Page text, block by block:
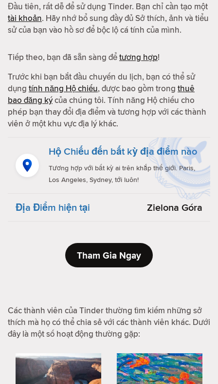
Đầu tiên, rất dễ để sử dụng Tinder. Bạn chỉ cần tạo một
tài khoản. Hãy nhớ bổ sung đầy đủ Sở thích, ảnh và tiểu
sử của bạn vào hồ sơ để bộc lộ cá tính của mình.
Tiếp theo, bạn đã sẵn sàng đểtương hợp!
Trước khi bạn bắt đầu chuyến du lịch, bạn có thể sử
dụng tính năng Hộ chiếu, được bao gồm trong thuê
bao đăng kýcủa chúng tôi. Tính năng Hộ chiếu cho
phép bạn thay đổi địa điểm và tương hợp với các thành
viên ở một khu vực địa lý khác.
Hộ Chiếu đến bất kỳ địa điểm nào
Tương hợp với bất kỳ ai trên khắp thế giới. Paris,
Los Angeles, Sydney, tới luôn!
Địa Điểm hiện tại Zielona Góra
Tham Gia Ngay
Các thành viên của Tinder thường tìm kiếm những sở
thích mà họ có thể chia sẻ với các thành viên khác. Dưới
đây là một số hoạt động thường gặp: